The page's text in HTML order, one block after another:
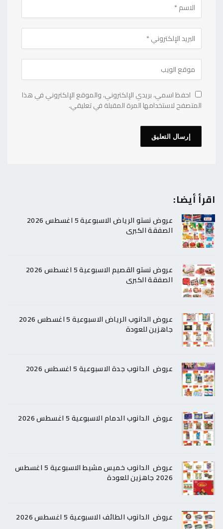
احفظ اسمي، بريدي الإلكتروني، والموقع الإلكتروني في هذا
المتصفح لاستخدامها المرة المقبلة في تعليقي.
اقرأ أيضا:
عروض نستو الرياض الاسبوعية 5 اغسطس 2026
الصفقة الكبرى
عروض نستو القصيم الاسبوعية 5 اغسطس 2026
الصفقة الكبرى
عروض الدانوب الرياض الاسبوعية 5 اغسطس 2026
جاهزين للعودة
عروض الدانوب جدة الاسبوعية 5 اغسطس 2026
عروض الدانوب الدمام الاسبوعية 5 اغسطس 2026
عروض الدانوب خميس مشيط الاسبوعية 5 اغسطس
2026 جاهزين للعودة
عروض الدانوب الطائف الاسبوعية 5 اغسطس 2026